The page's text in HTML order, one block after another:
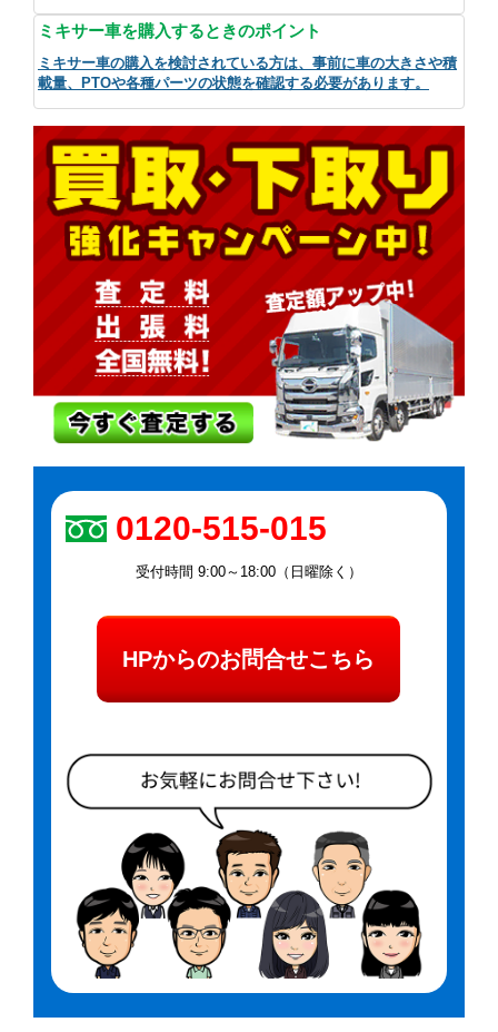
ミキサー車を購入するときのポイント
ミキサー車の購入を検討されている方は、事前に車の大きさや積
載量、PTOや各種パーツの状態を確認する必要があります。
0120-515-015
受付時間 9:00～18:00（日曜除く）
HPからのお問合せこちら